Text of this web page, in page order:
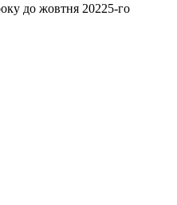
до жовтня 20225-го